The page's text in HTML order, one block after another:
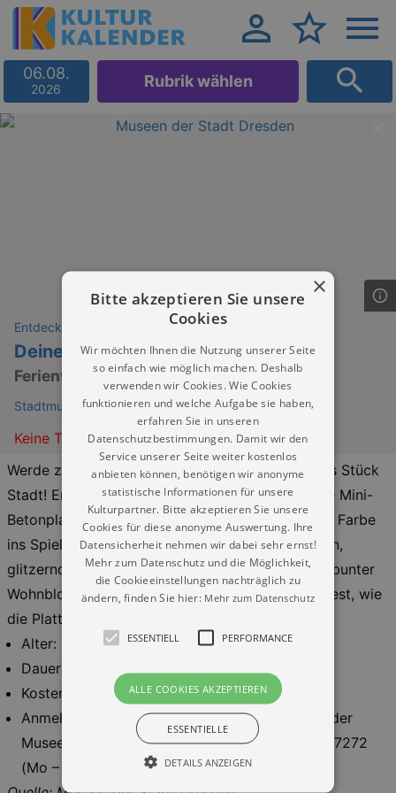
06.08.
2026 Rubrik wählen
Entdeckungen
Deine Platte aus Gips!
Ferienworkshop
Stadtmuseum Dresden (Museum Dresden) - Landhaus
Keine Termine
Werde zum Baumeister und gestalte dein eigenes Stück
Stadt! Erschaffe aus flüssigem Gips deine eigene Mini-
Betonplatte. Bevor der Gips fest wird, bringst du Farbe
ins Spiel! Verziere deine Platte mit bunten Steinen,
glitzerndem Sand und Mosaik-Fliesen. Ob kunterbunter
Wohnblock oder schickes Muster – du entscheidest, wie
die Platte der Zukunft aussieht.
Alter: 6 bis 13 Jahre
Dauer: 2 h
Kosten: 5 € pro Kind
Anmeldung online oder beim Besucherservice der
Museen der Stadt Dresden unter +49 351 488 7272
(Mo – Fr)
×
Bitte akzeptieren Sie unsere
Cookies
Wir möchten Ihnen die Nutzung unserer Seite
so einfach wie möglich machen. Deshalb
verwenden wir Cookies. Wie Cookies
funktionieren und welche Aufgabe sie haben,
erfahren Sie in unseren
Datenschutzbestimmungen. Damit wir den
Service unserer Seite weiter kostenlos
anbieten können, benötigen wir anonyme
statistische Informationen für unsere
Kulturpartner. Bitte akzeptieren Sie unsere
Cookies für diese anonyme Auswertung. Ihre
Datensicherheit nehmen wir dabei sehr ernst!
Mehr zum Datenschutz und die Möglichkeit,
die Cookieeinstellungen nachträglich zu
ändern, finden Sie hier: Mehr zum Datenschutz
ESSENTIELL PERFORMANCE
ALLE COOKIES AKZEPTIEREN
ESSENTIELLE
DETAILS ANZEIGEN